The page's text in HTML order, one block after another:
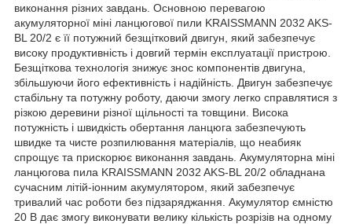
виконання різних завдань. Основною перевагою
акумуляторної міні ланцюгової пили KRAISSMANN 2032 AKS-
BL 20/2 є її потужний безщітковий двигун, який забезпечує
високу продуктивність і довгий термін експлуатації пристрою.
Безщіткова технологія знижує знос компонентів двигуна,
збільшуючи його ефективність і надійність. Двигун забезпечує
стабільну та потужну роботу, даючи змогу легко справлятися з
різкою деревини різної щільності та товщини. Висока
потужність і швидкість обертання ланцюга забезпечують
швидке та чисте розпилювання матеріалів, що неабияк
спрощує та прискорює виконання завдань. Акумуляторна міні
ланцюгова пила KRAISSMANN 2032 AKS-BL 20/2 обладнана
сучасним літій-іонним акумулятором, який забезпечує
тривалий час роботи без підзаряджання. Акумулятор ємністю
20 В дає змогу виконувати велику кількість розрізів на одному